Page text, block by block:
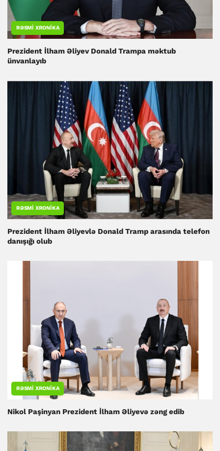
RƏSMI XRONIKA
Prezident İlham Əliyev Donald Trampa məktub
ünvanlayıb
RƏSMI XRONIKA
Prezident İlham Əliyevlə Donald Tramp arasında telefon
danışığı olub
RƏSMI XRONIKA
Nikol Paşinyan Prezident İlham Əliyevə zəng edib